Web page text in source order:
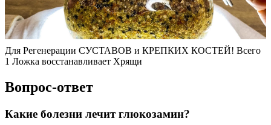
Для Регенерации СУСТАВОВ и КРЕПКИХ КОСТЕЙ! Всего
1 Ложка восстанавливает Хрящи
Вопрос-ответ
Какие болезни лечит глюкозамин?